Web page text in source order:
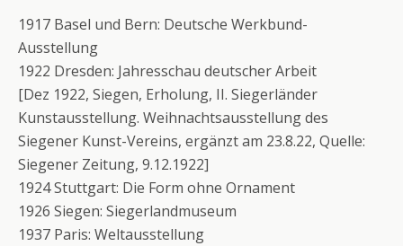
1917 Basel und Bern: Deutsche Werkbund-
Ausstellung
1922 Dresden: Jahresschau deutscher Arbeit
[Dez 1922, Siegen, Erholung, II. Siegerländer
Kunstausstellung. Weihnachtsausstellung des
Siegener Kunst-Vereins, ergänzt am 23.8.22, Quelle:
Siegener Zeitung, 9.12.1922]
1924 Stuttgart: Die Form ohne Ornament
1926 Siegen: Siegerlandmuseum
1937 Paris: Weltausstellung